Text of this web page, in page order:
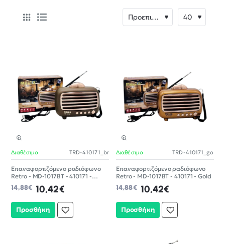
-30%
Διαθέσιμο TRD-410171_br
Επαναφορτιζόμενο ραδιόφωνο
Retro - MD-1017BT - 410171 -
Brown
10,42€
14,88€
Προσθήκη
-30%
Διαθέσιμο TRD-410171_go
Επαναφορτιζόμενο ραδιόφωνο
Retro - MD-1017BT - 410171 - Gold
10,42€
14,88€
Προσθήκη